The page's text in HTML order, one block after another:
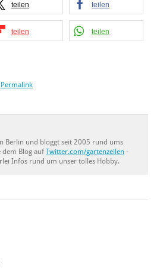
teilen teilen
teilen teilen
Permalink
Berlin und bloggt seit 2005 rund ums
dem Blog aufTwitter.com/gartenzeilen -
Infos rund um unser tolles Hobby.